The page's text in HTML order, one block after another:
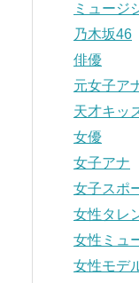
ミュージ
乃木坂46
俳優
元女子ア
天才キッ
女優
女子アナ
女子スポ
女性タレ
女性ミュ
女性モデ